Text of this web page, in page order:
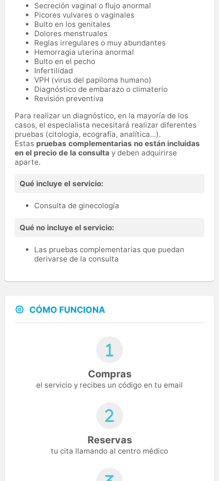
Secreción vaginal o flujo anormal
Picores vulvares o vaginales
Bulto en los genitales
Dolores menstruales
Reglas irregulares o muy abundantes
Hemorragia uterina anormal
Bulto en el pecho
Infertilidad
VPH (virus del papiloma humano)
Diagnóstico de embarazo o climaterio
Revisión preventiva
Para realizar un diagnóstico, en la mayoría de los
casos, el especialista necesitará realizar diferentes
pruebas (citología, ecografía, analítica...).
Estas pruebas complementarias no están incluidas
en el precio de la consulta y deben adquirirse
aparte.
Qué incluye el servicio:
Consulta de ginecología
Qué no incluye el servicio:
Las pruebas complementarias que puedan
derivarse de la consulta
CÓMO FUNCIONA
Compras
el servicio y recibes un código en tu email
Reservas
tu cita llamando al centro médico